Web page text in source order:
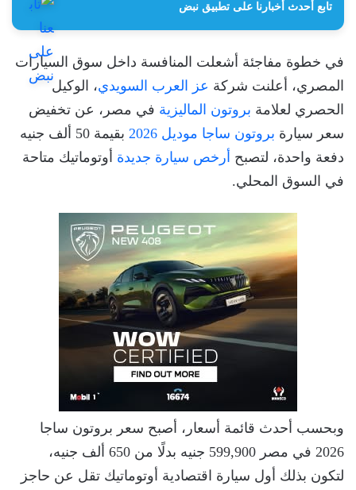
تابع أحدث أخبارنا على تطبيق نبض
في خطوة مفاجئة أشعلت المنافسة داخل سوق السيارات
المصري، أعلنت شركة عز العرب السويدي، الوكيل
الحصري لعلامة بروتون الماليزية في مصر، عن تخفيض
سعر سيارة بروتون ساجا موديل 2026
بقيمة 50 ألف جنيه
دفعة واحدة، لتصبح أرخص سيارة جديدة أوتوماتيك متاحة
في السوق المحلي.
وبحسب أحدث قائمة أسعار، أصبح سعر بروتون ساجا
2026 في مصر 599,900 جنيه بدلًا من 650 ألف جنيه،
لتكون بذلك أول سيارة اقتصادية أوتوماتيك تقل عن حاجز